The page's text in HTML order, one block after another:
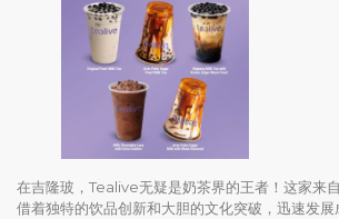
在吉隆玻，Tealive无疑是奶茶界的王者！这家来
借着独特的饮品创新和大胆的文化突破，迅速发